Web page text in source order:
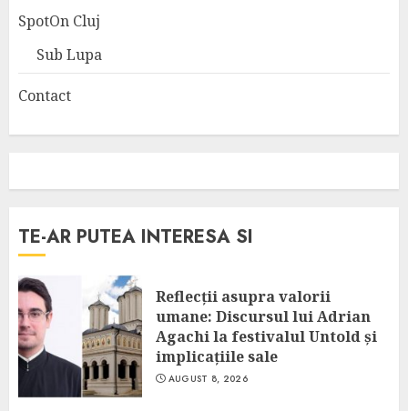
SpotOn Cluj
Sub Lupa
Contact
TE-AR PUTEA INTERESA SI
Reflecții asupra valorii
umane: Discursul lui Adrian
Agachi la festivalul Untold și
implicațiile sale
AUGUST 8, 2026